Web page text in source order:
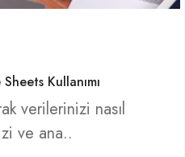
Kullanımı
verilerinizi nasıl
ve ana..